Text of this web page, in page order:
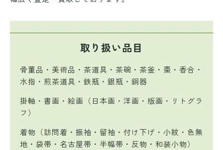
取り扱い品目
骨董品・美術品・茶道具・茶碗・茶釜・棗・香合・
水指・煎茶道具・鉄瓶・銀瓶・銅器
掛軸・書画・絵画（日本画・洋画・版画・リトグラ
フ）
着物（訪問着・振袖・留袖・付け下げ・小紋・色無
地・袋帯・名古屋帯・半幅帯・反物・和装小物）